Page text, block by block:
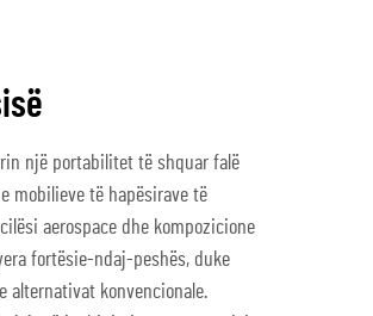
një portabilitet të shquar falë
mobilieve të hapësirave të
aerospace dhe kompozicione
fortësie-ndaj-peshës, duke
alternativat konvencionale.